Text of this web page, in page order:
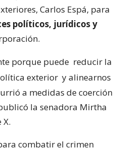
Carlos Espá, para
políticos, jurídicos y
porque puede reducir la
exterior y alinearnos
a medidas de coerción
la senadora Mirtha
combatir el crimen